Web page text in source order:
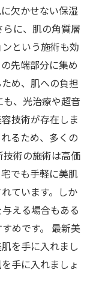
欠かせない保湿
に、肌の角質層
という施術も効
先端部分に集め
め、肌への負担
、光治療や超音
技術が存在しま
るため、多くの
技術の施術は高価
でも手軽に美肌
ています。しか
える場合もある
めです。 最新美
を手に入れまし
手に入れましょ